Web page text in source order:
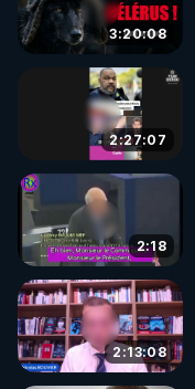
3:20:08
2:27:07
2:18
2:13:08